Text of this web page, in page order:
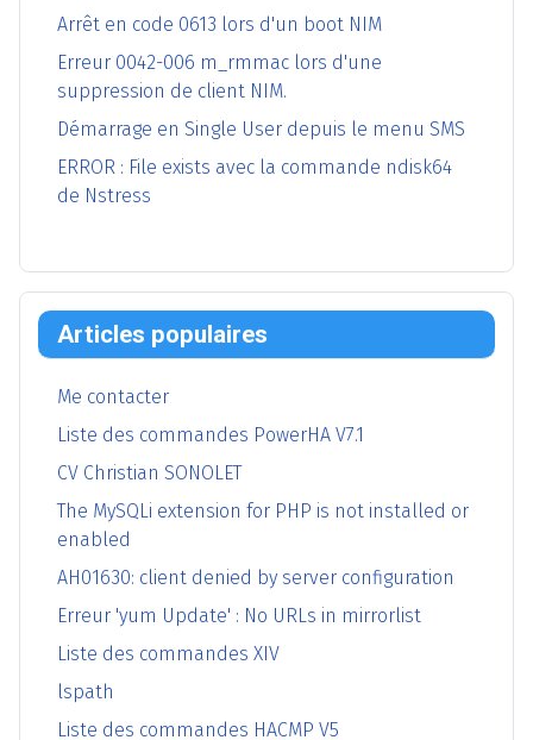
Arrêt en code 0613 lors d'un boot NIM
Erreur 0042-006 m_rmmac lors d'une
suppression de client NIM.
Démarrage en Single User depuis le menu SMS
ERROR : File exists avec la commande ndisk64
de Nstress
Articles populaires
Me contacter
Liste des commandes PowerHA V7.1
CV Christian SONOLET
The MySQLi extension for PHP is not installed or
enabled
AH01630: client denied by server configuration
Erreur 'yum Update' : No URLs in mirrorlist
Liste des commandes XIV
lspath
Liste des commandes HACMP V5